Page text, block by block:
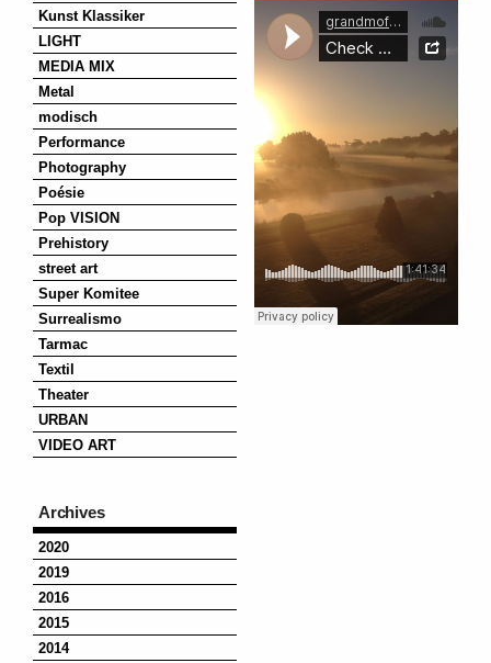
Kunst Klassiker
LIGHT
MEDIA MIX
Metal
modisch
Performance
Photography
Poésie
Pop VISION
Prehistory
street art
Super Komitee
Surrealismo
Tarmac
Textil
Theater
URBAN
VIDEO ART
Archives
2020
2019
2016
2015
2014